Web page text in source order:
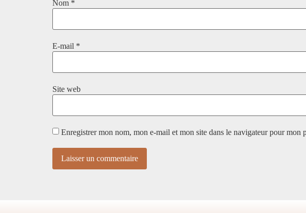
Nom *
E-mail *
Site web
Enregistrer mon nom, mon e-mail et mon site dans le navigateur pour mon